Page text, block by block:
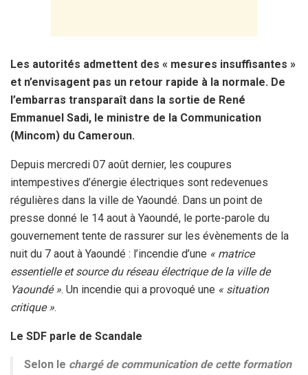
Les autorités admettent des « mesures insuffisantes »
et n’envisagent pas un retour rapide à la normale. De
l’embarras transparaît dans la sortie de René
Emmanuel Sadi, le ministre de la Communication
(Mincom) du Cameroun.
Depuis mercredi 07 août dernier, les coupures
intempestives d’énergie électriques sont redevenues
régulières dans la ville de Yaoundé. Dans un point de
presse donné le 14 aout à Yaoundé, le porte-parole du
gouvernement tente de rassurer sur les évènements de la
nuit du 7 aout à Yaoundé : l’incendie d’une « matrice
essentielle et source du réseau électrique de la ville de
Yaoundé ». Un incendie qui a provoqué une « situation
critique ».
Le SDF parle de Scandale
Selon le chargé de communication de cette formation